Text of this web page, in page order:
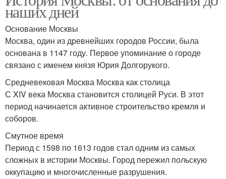
наших дней
Основание Москвы
Москва, один из древнейших городов России, была
основана в 1147 году. Первое упоминание о городе
связано с именем князя Юрия Долгорукого.
Средневековая Москва Москва как столица
С XIV века Москва становится столицей Руси. В этот
период начинается активное строительство кремля и
соборов.
Смутное время
Период с 1598 по 1613 годов стал одним из самых
сложных в истории Москвы. Город пережил польскую
оккупацию и многочисленные разрушения.